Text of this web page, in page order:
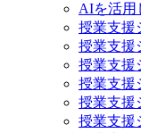
AIを活用
授業支援
授業支援
授業支援
授業支援
授業支援
授業支援